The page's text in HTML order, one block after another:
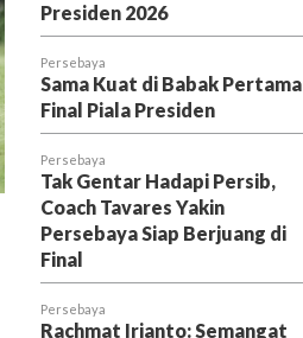
Presiden 2026
Persebaya
Sama Kuat di Babak Pertama
Final Piala Presiden
Persebaya
Tak Gentar Hadapi Persib,
Coach Tavares Yakin
Persebaya Siap Berjuang di
Final
Persebaya
Rachmat Irianto: Semangat